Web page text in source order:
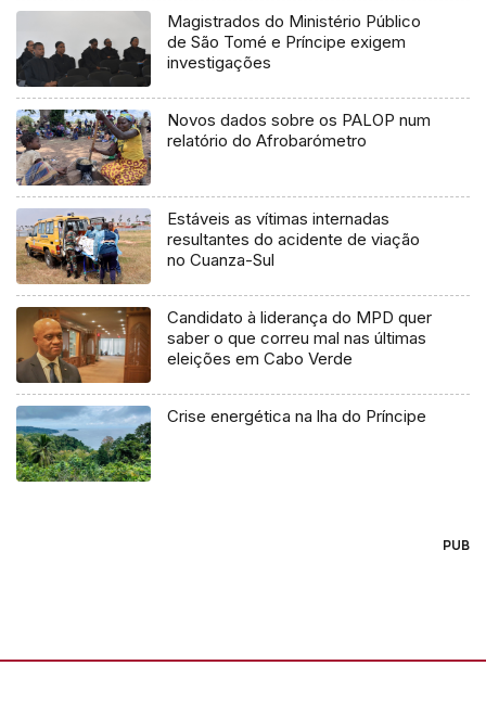
Magistrados do Ministério Público
de São Tomé e Príncipe exigem
investigações
Novos dados sobre os PALOP num
relatório do Afrobarómetro
Estáveis as vítimas internadas
resultantes do acidente de viação
no Cuanza-Sul
Candidato à liderança do MPD quer
saber o que correu mal nas últimas
eleições em Cabo Verde
Crise energética na lha do Príncipe
PUB